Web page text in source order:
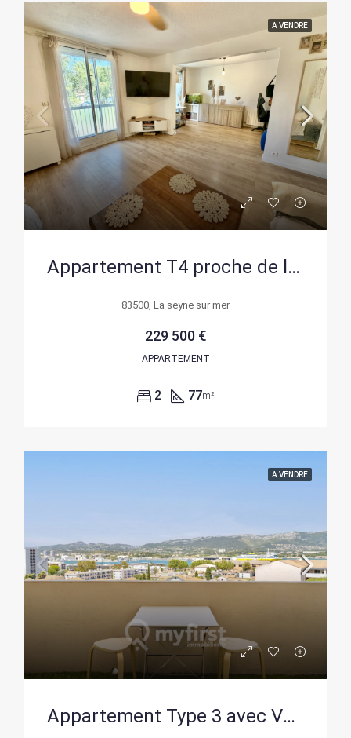
A VENDRE
Appartement T4 proche de la corniche à La Seyne-sur-Mer avec parking et cave
83500, La seyne sur mer
229 500 €
APPARTEMENT
2 77m²
A VENDRE
Appartement Type 3 avec Vue Mer à La Seyne-sur-Mer – Balcon et Résidence Sécurisée